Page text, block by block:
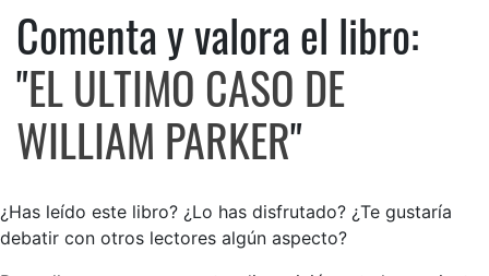
Comenta y valora el libro: EL
Comenta y valora el libro:
"EL ULTIMO CASO DE
WILLIAM PARKER"
¿Has leído este libro? ¿Lo has disfrutado? ¿Te gustaría
debatir con otros lectores algún aspecto?